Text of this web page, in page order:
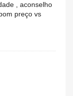
, aconselho
preço vs